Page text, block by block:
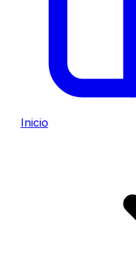
Inicio